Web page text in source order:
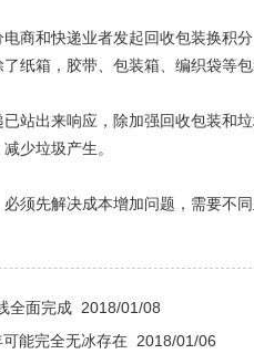
和快递业者发起回收包装换积
纸箱，胶带、包装箱、编织袋等
出来响应，除加强回收包装和
少垃圾产生。
先解决成本增加问题，需要不同
全面完成 2018/01/08
能完全无冰存在 2018/01/06